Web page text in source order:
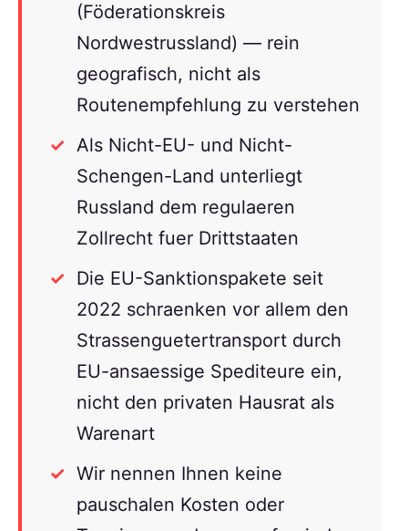
(Föderationskreis
Nordwestrussland) — rein
geografisch, nicht als
Routenempfehlung zu verstehen
Als Nicht-EU- und Nicht-
Schengen-Land unterliegt
Russland dem regulaeren
Zollrecht fuer Drittstaaten
Die EU-Sanktionspakete seit
2022 schraenken vor allem den
Strassenguetertransport durch
EU-ansaessige Spediteure ein,
nicht den privaten Hausrat als
Warenart
Wir nennen Ihnen keine
pauschalen Kosten oder